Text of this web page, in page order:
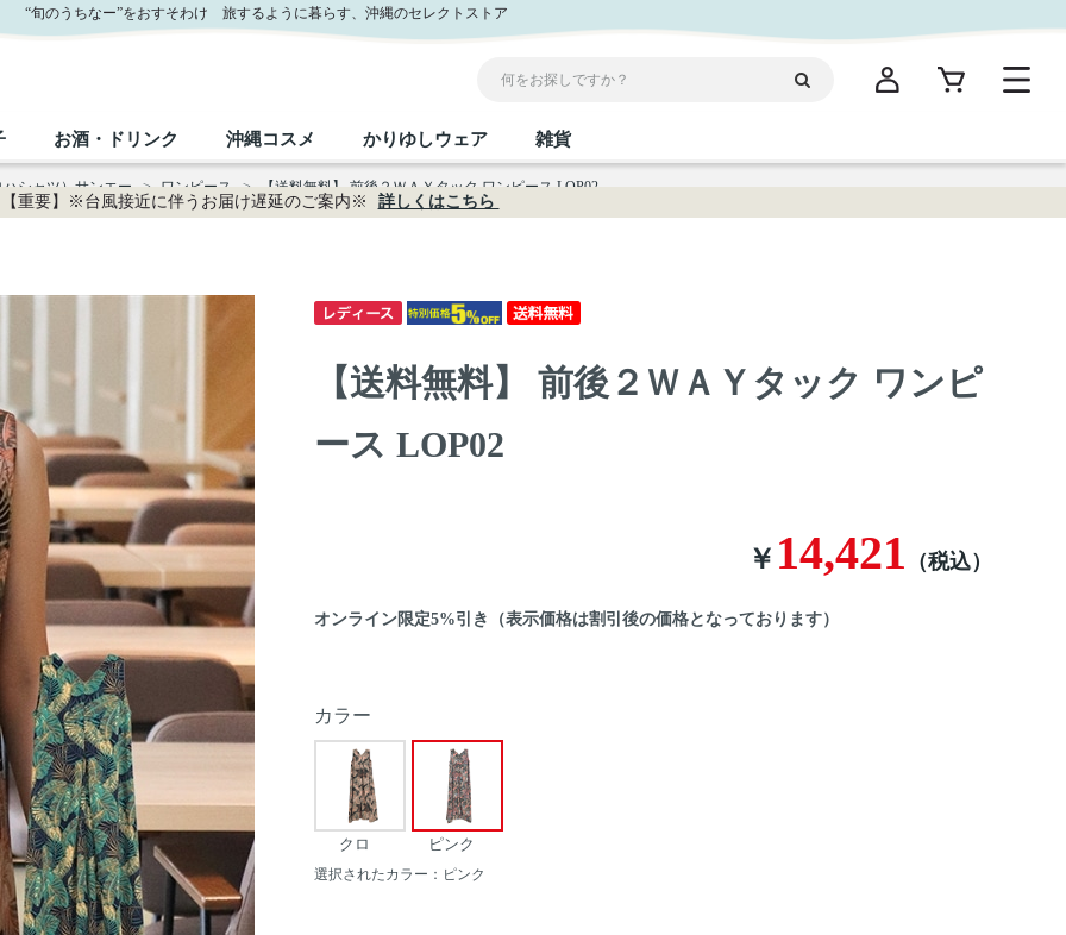
“旬のうちなー”をおすそわけ 旅するように暮らす、沖縄のセレクトストア
お肉
沖縄料理
乾物／粉類
塩
みそ だし／スパイス／島唐辛子
ちんすこう 伝統菓子
沖縄限定商品（ご当地）
お酒・ドリンク
ビール・チューハイ
茶葉
沖縄コスメ
ボディケア
UVケア
限定品
かりゆしウェア
レディース
雑貨
伝統工芸品
【重要】※台風接近に伴うお届け遅延のご案内※ 詳しくはこちら
シャツ）サンエー > ワンピース > 【送料無料】 前後２ＷＡＹタック ワンピース LOP02
オンライン限定5%引き（表示価格は割引後の価格となっております）
【送料無料】 前後２ＷＡＹタック ワンピ
ース LOP02
￥ 14,421 （税込）
カラー
クロ ピンク
選択されたカラー：ピンク